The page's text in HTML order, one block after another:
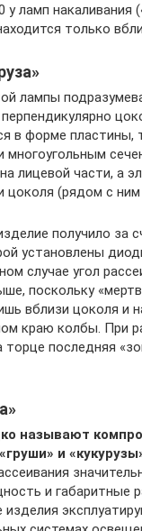
у ламп накаливания
только
лампы
в форме пластины,
многоугольным
лицевой части, а
цоколя (рядом с ним
получило за
установлены
случае угол
поскольку
вблизи цоколя и
краю колбы. При
торце последняя
называют
и
и габаритные
изделия